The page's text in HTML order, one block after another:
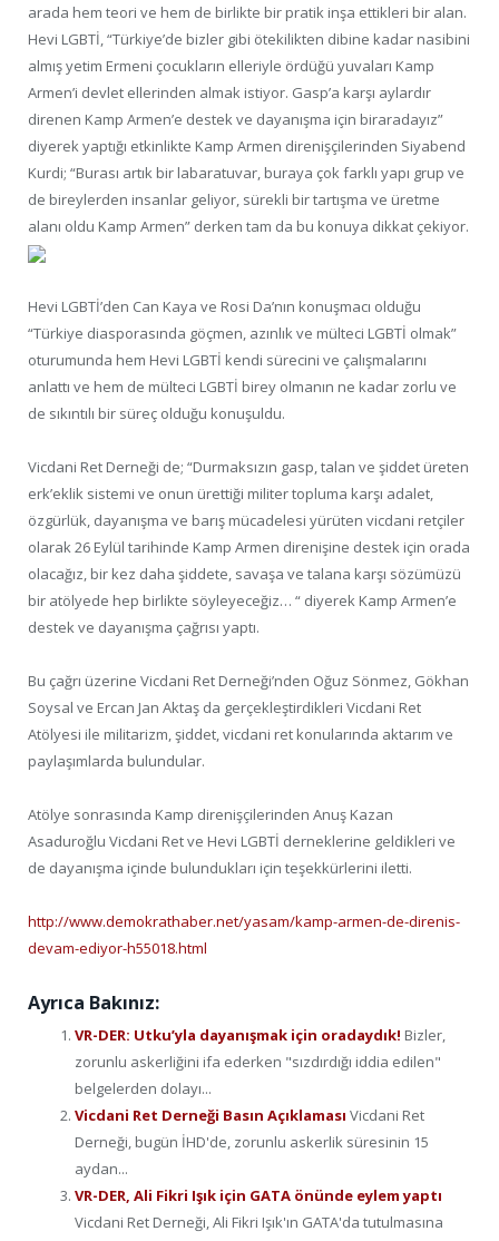
arada hem teori ve hem de birlikte bir pratik inşa ettikleri bir alan.
Hevi LGBTİ, “Türkiye’de bizler gibi ötekilikten dibine kadar nasibini
almış yetim Ermeni çocukların elleriyle ördüğü yuvaları Kamp
Armen’i devlet ellerinden almak istiyor. Gasp’a karşı aylardır
direnen Kamp Armen’e destek ve dayanışma için biraradayız”
diyerek yaptığı etkinlikte Kamp Armen direnişçilerinden Siyabend
Kurdi; “Burası artık bir labaratuvar, buraya çok farklı yapı grup ve
de bireylerden insanlar geliyor, sürekli bir tartışma ve üretme
alanı oldu Kamp Armen” derken tam da bu konuya dikkat çekiyor.
Hevi LGBTİ’den Can Kaya ve Rosi Da’nın konuşmacı olduğu
“Türkiye diasporasında göçmen, azınlık ve mülteci LGBTİ olmak”
oturumunda hem Hevi LGBTİ kendi sürecini ve çalışmalarını
anlattı ve hem de mülteci LGBTİ birey olmanın ne kadar zorlu ve
de sıkıntılı bir süreç olduğu konuşuldu.
Vicdani Ret Derneği de; “Durmaksızın gasp, talan ve şiddet üreten
erk’eklik sistemi ve onun ürettiği militer topluma karşı adalet,
özgürlük, dayanışma ve barış mücadelesi yürüten vicdani retçiler
olarak 26 Eylül tarihinde Kamp Armen direnişine destek için orada
olacağız, bir kez daha şiddete, savaşa ve talana karşı sözümüzü
bir atölyede hep birlikte söyleyeceğiz… “ diyerek Kamp Armen’e
destek ve dayanışma çağrısı yaptı.
Bu çağrı üzerine Vicdani Ret Derneği’nden Oğuz Sönmez, Gökhan
Soysal ve Ercan Jan Aktaş da gerçekleştirdikleri Vicdani Ret
Atölyesi ile militarizm, şiddet, vicdani ret konularında aktarım ve
paylaşımlarda bulundular.
Atölye sonrasında Kamp direnişçilerinden Anuş Kazan
Asaduroğlu Vicdani Ret ve Hevi LGBTİ derneklerine geldikleri ve
de dayanışma içinde bulundukları için teşekkürlerini iletti.
http://www.demokrathaber.net/yasam/kamp-armen-de-direnis-
devam-ediyor-h55018.html
Ayrıca Bakınız:
VR-DER: Utku’yla dayanışmak için oradaydık! Bizler,
zorunlu askerliğini ifa ederken "sızdırdığı iddia edilen"
belgelerden dolayı...
Vicdani Ret Derneği Basın Açıklaması Vicdani Ret
Derneği, bugün İHD'de, zorunlu askerlik süresinin 15
aydan...
VR-DER, Ali Fikri Işık için GATA önünde eylem yaptı
Vicdani Ret Derneği, Ali Fikri Işık'ın GATA'da tutulmasına